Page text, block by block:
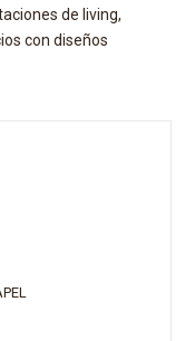
de living,
con diseños